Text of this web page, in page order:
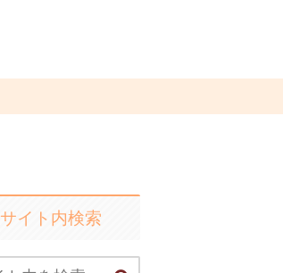
サイト内検索